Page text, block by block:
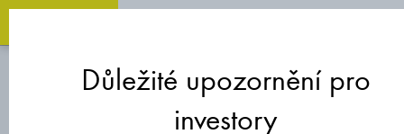
BONUSOVÝ CERTIFIKÁT
Důležité upozornění pro
investory